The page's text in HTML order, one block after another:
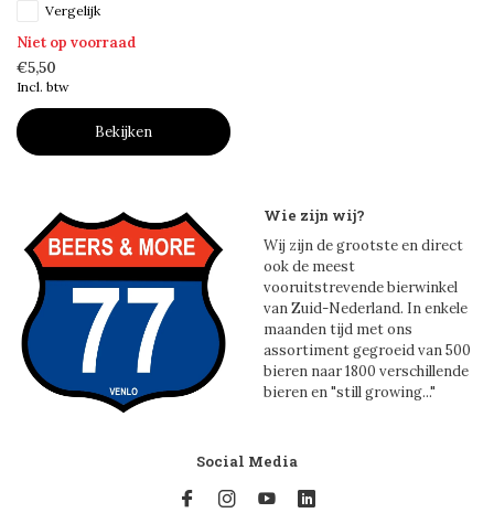
Vergelijk
Niet op voorraad
€5,50
Incl. btw
Bekijken
Wie zijn wij?
Wij zijn de grootste en direct
ook de meest
vooruitstrevende bierwinkel
van Zuid-Nederland. In enkele
maanden tijd met ons
assortiment gegroeid van 500
bieren naar 1800 verschillende
bieren en "still growing..."
Social Media